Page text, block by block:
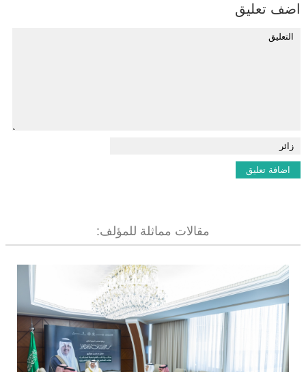
اضف تعليق
مقالات مماثلة للمؤلف: